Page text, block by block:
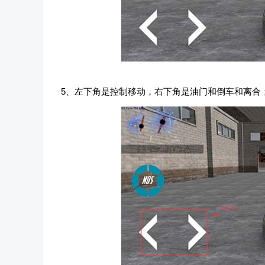
5、左下角是控制移动，右下角是油门和倒车和离合